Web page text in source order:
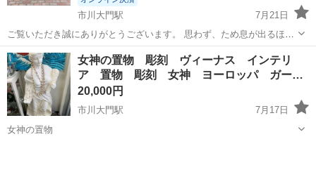
市川大門駅
7月21日
ご覧いただき誠にありがとうございます。 思わず、ため息が出るほ
ど、美しいフォルムにうっとりしてしまいます。 写真のとおりひび割
れ、劣化が激しく 状態は悪いですが、メンテナンスして まだまだご使
用いただけると思いま...
山梨 南アルプス市 市川大門駅 家具
女神の置物 彫刻 ヴィーナス インテリ
ア 置物 彫刻 女神 ヨーロッパ ガー
デ…
20,000円
市川大門駅
7月17日
女神の置物